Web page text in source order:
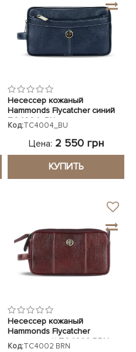
Несессер кожаный
Hammonds Flycatcher синий
TC4004_BU
Код:TC4004_BU
Цена: 2 550 грн
КУПИТЬ
Несессер кожаный
Hammonds Flycatcher
коричневый TC4002 BRN
Код:TC4002 BRN